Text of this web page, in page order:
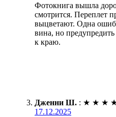
Фотокнига вышла
смотрится. Переплет
выцветают. Одна
вина, но
к краю.
Дженни Ш. : ★ ★ ★
17.12.2025